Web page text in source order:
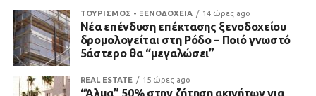
ΤΟΥΡΙΣΜΟΣ - ΞΕΝΟΔΟΧΕΙΑ 14 ώρες ago
Νέα επένδυση επέκτασης ξενοδοχείου
δρομολογείται στη Ρόδο – Ποιό γνωστό
5άστερο θα “μεγαλώσει”
REAL ESTATE 15 ώρες ago
“Άλμα” 50% στην ζήτηση ακινήτων για